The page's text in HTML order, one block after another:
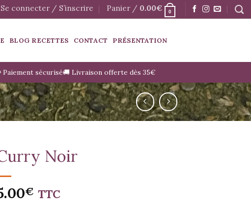
Se connecter / S’inscrire Panier / 0.00€ 0
BLOG RECETTES CONTACT PRÉSENTATION
Paiement sécurisé🚚 Livraison offerte dès 35€
Noir
€ TTC